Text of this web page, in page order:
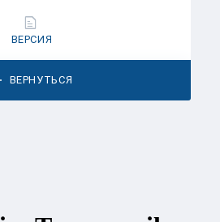
ВЕРНУТЬСЯ
ВЕРСИЯ